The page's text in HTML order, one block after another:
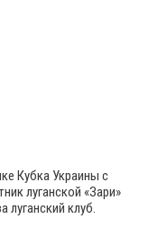
Кубка Украины с
луганской «Зари»
луганский клуб.